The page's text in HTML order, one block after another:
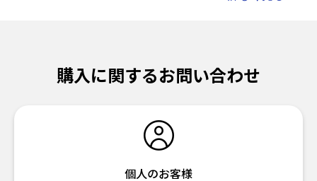
購入に関するお問い合わせ
個人のお客様